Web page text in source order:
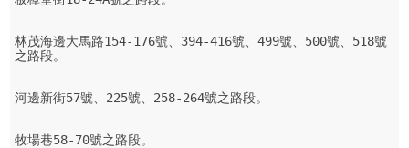
林茂海邊大馬路154-176號、394-416號、499號、500號、518號
之路段。
河邊新街57號、225號、258-264號之路段。
牧場巷58-70號之路段。